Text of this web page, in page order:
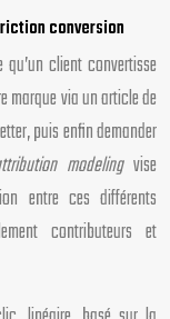
conversion
client convertisse
marque via un article de
puis enfin demander
modelingvise
entre ces différents
contributeurs et